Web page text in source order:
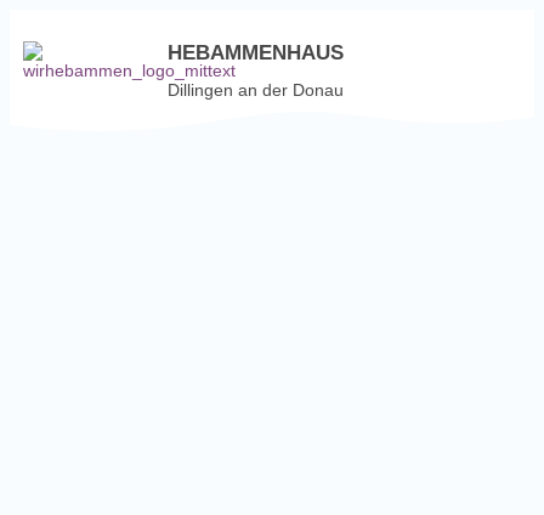
HEBAMMENHAUS
Dillingen an der Donau